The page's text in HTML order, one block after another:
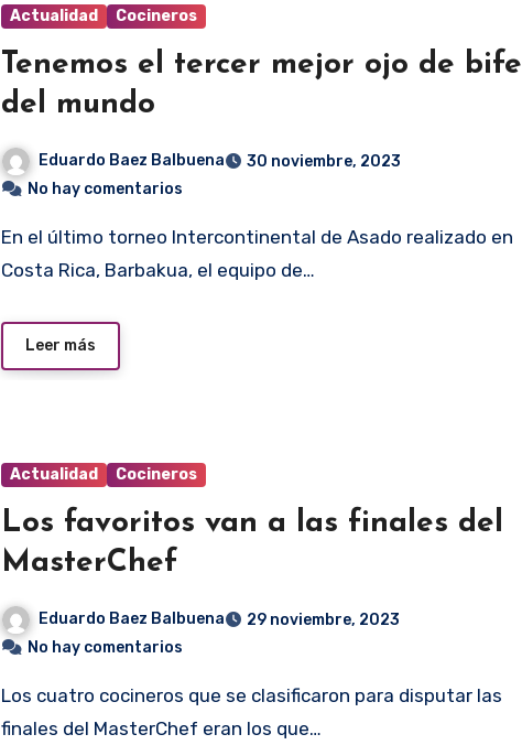
Actualidad Cocineros
Tenemos el tercer mejor ojo de bife
del mundo
Eduardo Baez Balbuena
30 noviembre, 2023
No hay comentarios
En el último torneo Intercontinental de Asado realizado en
Costa Rica, Barbakua, el equipo de…
Leer más
Actualidad Cocineros
Los favoritos van a las finales del
MasterChef
Eduardo Baez Balbuena
29 noviembre, 2023
No hay comentarios
Los cuatro cocineros que se clasificaron para disputar las
finales del MasterChef eran los que…